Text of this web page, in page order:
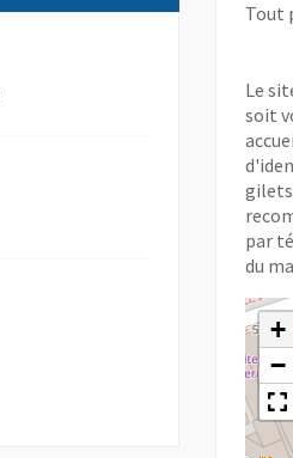
Tout
Le
soit
par
du
+
−